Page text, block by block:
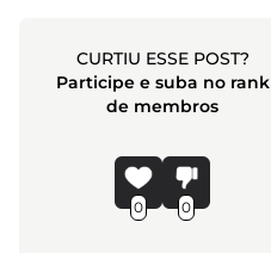
CURTIU ESSE POST?
Participe e suba no rank
de membros
0 0